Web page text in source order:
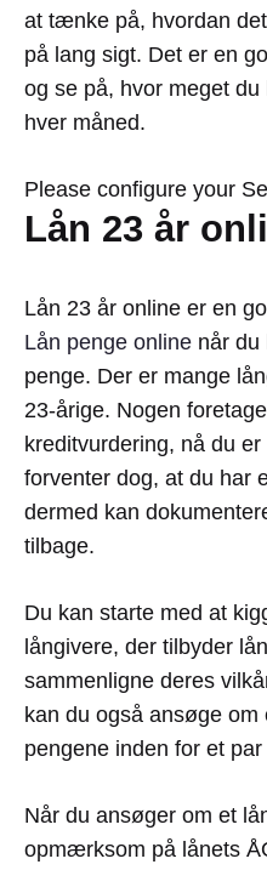
at tænke på, hvordan
på lang sigt. Det er en
og se på, hvor meget
hver måned.
Please configure your
Lån 23 år
Lån 23 år online er en
Lån penge online når du
penge. Der er mange
23-årige. Nogen
kreditvurdering, nå du
forventer dog, at du har
dermed kan
tilbage.
Du kan starte med at kig
ångivere, der til byder ån
sammen igne deres vil kå
kan du også ansøge om
pengene inden for et par
Når du ansøger om et å
opmærksom på ånets Å